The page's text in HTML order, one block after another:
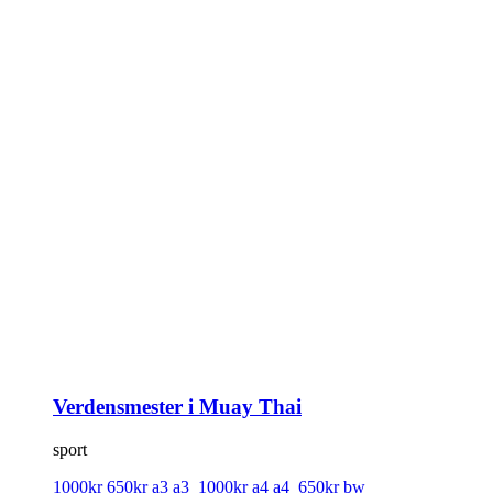
Verdensmester i Muay Thai
sport
1000kr 650kr a3 a3_1000kr a4 a4_650kr bw